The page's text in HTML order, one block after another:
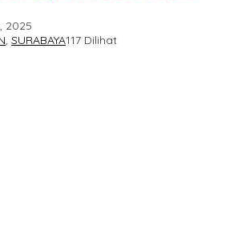
2025
, SURABAYA117 Dilihat